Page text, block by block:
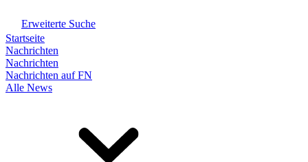
Erweiterte Suche
Startseite
Nachrichten
Nachrichten
Nachrichten auf FN
Alle News